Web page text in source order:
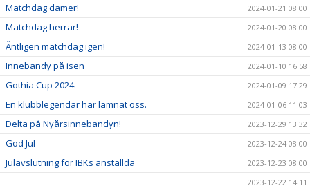
Matchdag damer! 2024-01-21 08:00
Matchdag herrar! 2024-01-20 08:00
Äntligen matchdag igen! 2024-01-13 08:00
Innebandy på isen 2024-01-10 16:58
Gothia Cup 2024. 2024-01-09 17:29
En klubblegendar har lämnat oss. 2024-01-06 11:03
Delta på Nyårsinnebandyn! 2023-12-29 13:32
God Jul 2023-12-24 08:00
Julavslutning för IBKs anställda
2023-12-23 08:00
2023-12-22 14:11